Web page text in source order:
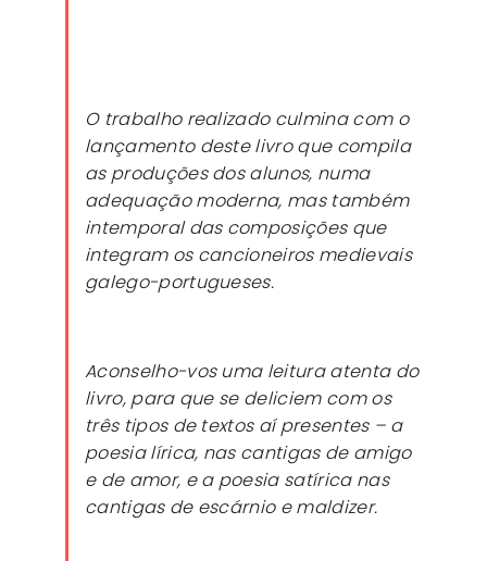
O trabalho realizado culmina com o
lançamento deste livro que compila
as produções dos alunos, numa
adequação moderna, mas também
intemporal das composições que
integram os cancioneiros medievais
galego-portugueses.
Aconselho-vos uma leitura atenta do
livro, para que se deliciem com os
três tipos de textos aí presentes – a
poesia lírica, nas cantigas de amigo
e de amor, e a poesia satírica nas
cantigas de escárnio e maldizer.